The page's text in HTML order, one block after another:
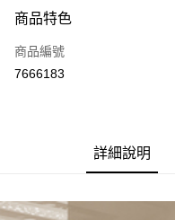
Apple Pay
街口支付
相關說明
商品特色
商品編號
7666183
詳細說明